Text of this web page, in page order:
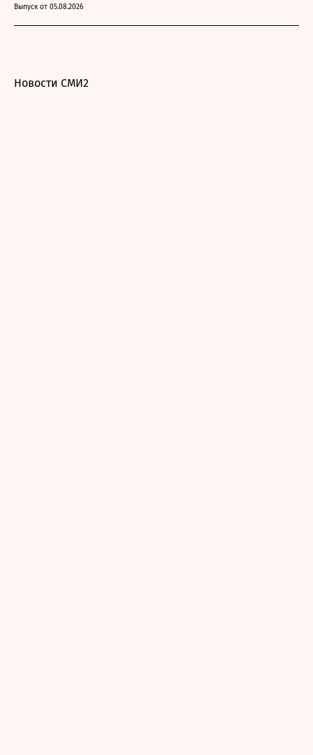
Выпуск от 05.08.2026
Новости СМИ2